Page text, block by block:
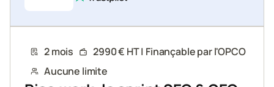
2 mois
2990 € HT | Finançable par l'OPCO
Aucune limite